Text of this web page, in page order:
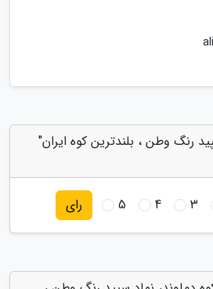
رنگ وطن ، بلندترین کوه ایران"
3
4
5 رای